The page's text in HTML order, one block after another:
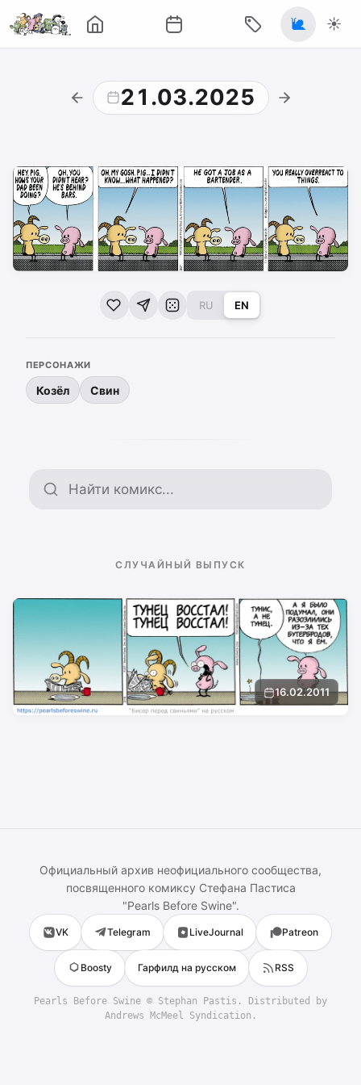
🐌 ☀️
21.03.2025
RU EN
ПЕРСОНАЖИ
Козёл Свин
Поиск по архиву
СЛУЧАЙНЫЙ ВЫПУСК
16.02.2011
Официальный архив неофициального сообщества,
посвященного комиксу Стефана Пастиса
"Pearls Before Swine".
VK Telegram LiveJournal Patreon
Boosty Гарфилд на русском RSS
Pearls Before Swine © Stephan Pastis . Distributed by
Andrews McMeel Syndication.